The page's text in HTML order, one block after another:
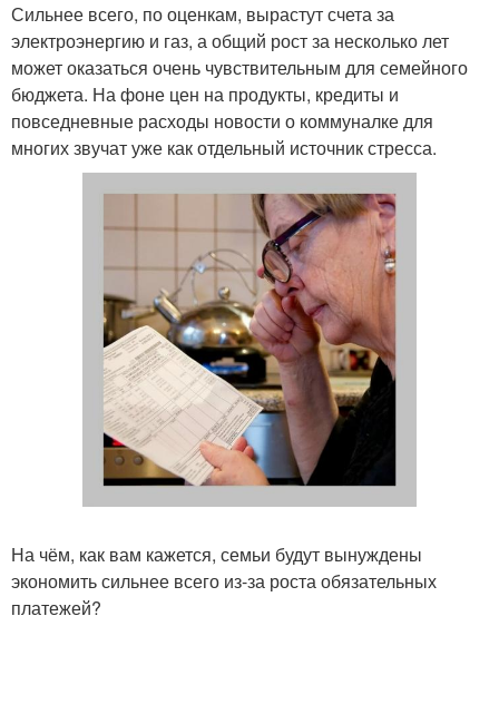
Сильнее всего, по оценкам, вырастут счета за
электроэнергию и газ, а общий рост за несколько лет
может оказаться очень чувствительным для семейного
бюджета. На фоне цен на продукты, кредиты и
повседневные расходы новости о коммуналке для
многих звучат уже как отдельный источник стресса.
На чём, как вам кажется, семьи будут вынуждены
экономить сильнее всего из-за роста обязательных
платежей?